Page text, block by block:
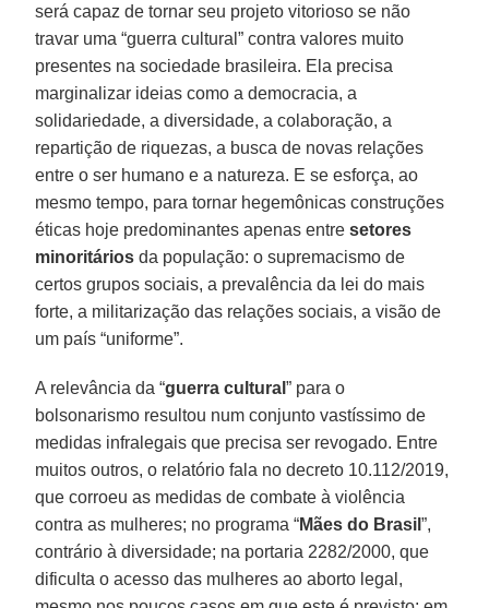
será capaz de tornar seu projeto vitorioso se não
travar uma “guerra cultural” contra valores muito
presentes na sociedade brasileira. Ela precisa
marginalizar ideias como a democracia, a
solidariedade, a diversidade, a colaboração, a
repartição de riquezas, a busca de novas relações
entre o ser humano e a natureza. E se esforça, ao
mesmo tempo, para tornar hegemônicas construções
éticas hoje predominantes apenas entresetores
minoritários da população: o supremacismo de
certos grupos sociais, a prevalência da lei do mais
forte, a militarização das relações sociais, a visão de
um país “uniforme”.
A relevância da “guerra cultural” para o
bolsonarismo resultou num conjunto vastíssimo de
medidas infralegais que precisa ser revogado. Entre
muitos outros, o relatório fala no decreto 10.112/2019,
que corroeu as medidas de combate à violência
contra as mulheres; no programa “Mães do Brasil”,
contrário à diversidade; na portaria 2282/2000, que
dificulta o acesso das mulheres ao aborto legal,